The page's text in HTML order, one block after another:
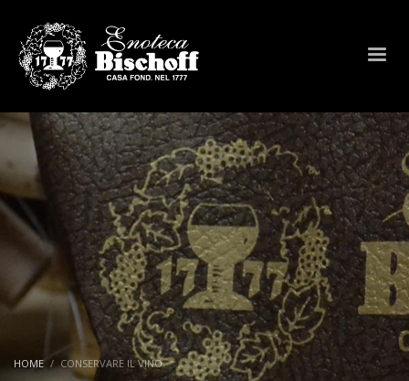
HOME CONSERVARE IL VINO